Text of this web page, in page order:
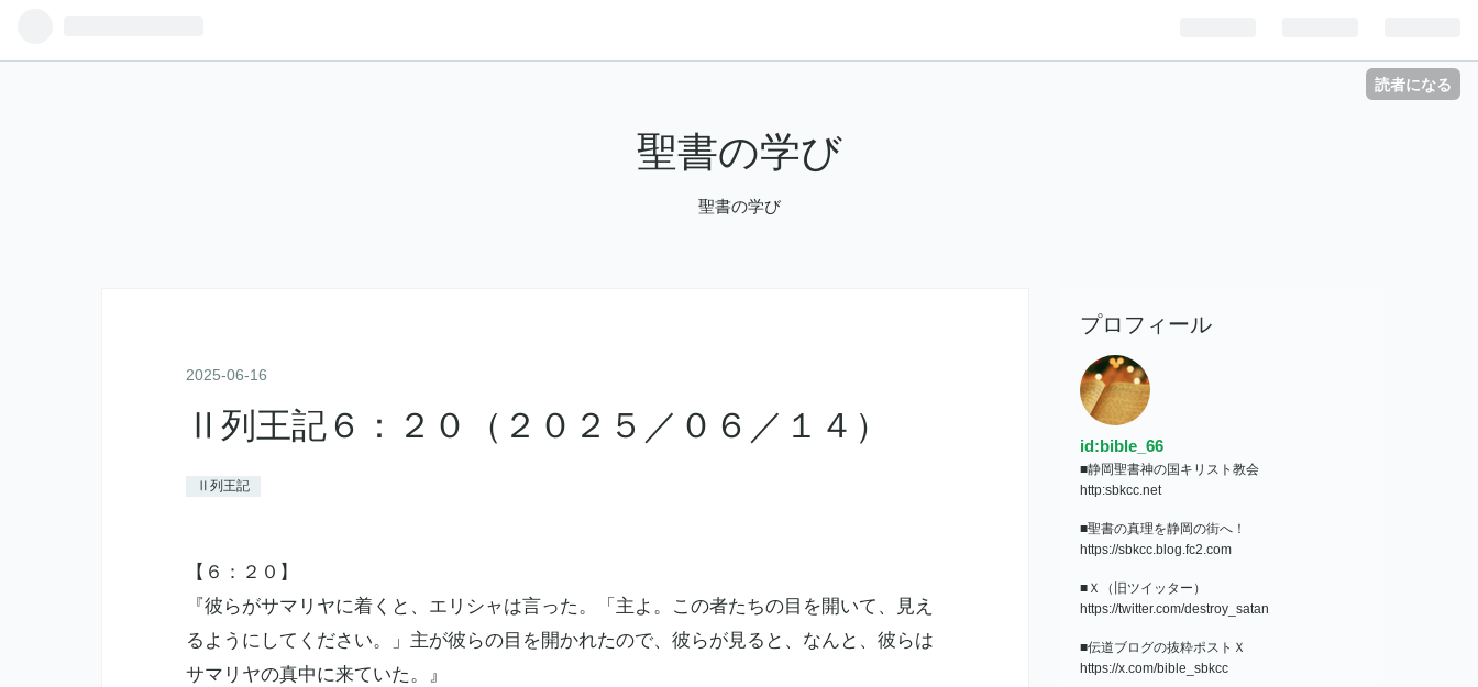
読者になる
聖書の学び
聖書の学び
2025-06-16
Ⅱ列王記６：２０（２０２５／０６／１４）
Ⅱ列王記
【６：２０】
『彼らがサマリヤに着くと、エリシャは言った。「主よ。この者たちの目を開いて、見え
るようにしてください。」主が彼らの目を開かれたので、彼らが見ると、なんと、彼らは
サマリヤの真中に来ていた。』
プロフィール
id:bible_66
■静岡聖書神の国キリスト教会
http:sbkcc.net
■聖書の真理を静岡の街へ！
https://sbkcc.blog.fc2.com
■Ｘ（旧ツイッター）
https://twitter.com/destroy_satan
■伝道ブログの抜粋ポストＸ
https://x.com/bible_sbkcc